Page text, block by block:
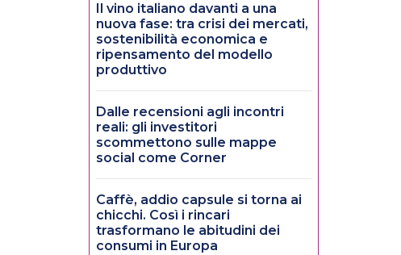
Il vino italiano davanti a una
nuova fase: tra crisi dei mercati,
sostenibilità economica e
ripensamento del modello
produttivo
Dalle recensioni agli incontri
reali: gli investitori
scommettono sulle mappe
social come Corner
Caffè, addio capsule si torna ai
chicchi. Così i rincari
trasformano le abitudini dei
consumi in Europa